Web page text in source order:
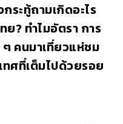
ระทู้ถามเกิดอะไร
? ทำไมอัตรา การ
ๆ คนมาเที่ยวแห่ชม
ทศที่เต็มไปด้วยรอย